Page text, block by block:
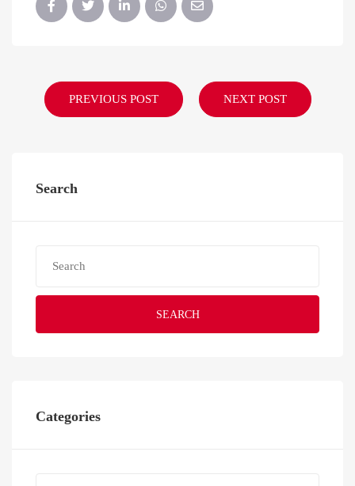
PREVIOUS POST NEXT POST
Search
SEARCH
Categories